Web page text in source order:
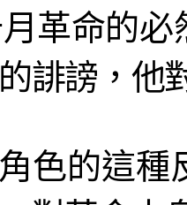
革命的
誹謗，他
色的這種